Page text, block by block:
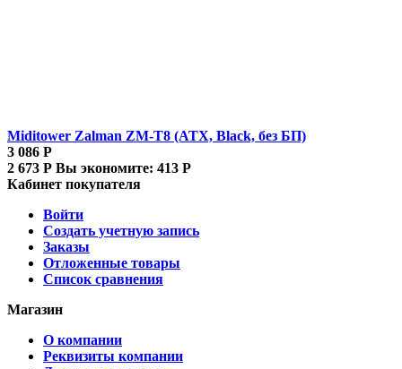
Miditower Zalman ZM-T8 (ATX, Black, без БП)
3 086 Р
2 673 Р Вы экономите: 413 Р
Кабинет покупателя
Войти
Создать учетную запись
Заказы
Отложенные товары
Список сравнения
Магазин
О компании
Реквизиты компании